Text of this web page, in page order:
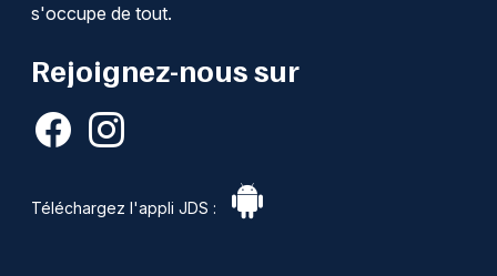
s'occupe de tout.
Rejoignez-nous sur
Téléchargez l'appli JDS :